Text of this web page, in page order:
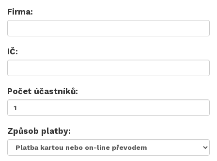
Firma:
IČ:
Počet účastníků:
Způsob platby: